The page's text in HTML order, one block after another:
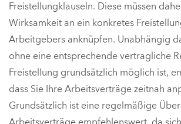
Freistellungklauseln. Diese müssen
Wirksamkeit an ein konkretes
Arbeitgebers anknüpfen. Unabhängig
ohne eine entsprechende vertragliche
Freistellung grundsätzlich möglich ist,
dass Sie Ihre Arbeitsverträge zeitnah
Grundsätzlich ist eine regelmäßige